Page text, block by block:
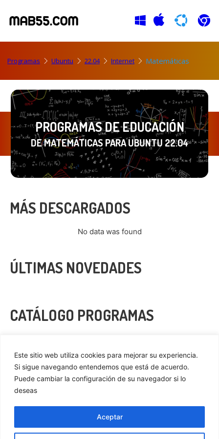
Este sitio web utiliza cookies para mejorar su experiencia.
Si sigue navegando entendemos que está de acuerdo.
Puede cambiar la configuración de su navegador si lo
deseas
Aceptar
Programas Ubuntu 22.04 Internet Matemáticas
PROGRAMAS DE EDUCACIÓN
DE MATEMÁTICAS PARA UBUNTU 22.04
MÁS DESCARGADOS
No data was found
ÚLTIMAS NOVEDADES
CATÁLOGO PROGRAMAS
Cookies
Aviso Legal